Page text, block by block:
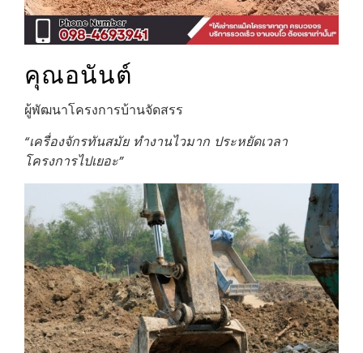
คุณอนันต์
ผู้พัฒนาโครงการบ้านจัดสรร
“เครื่องจักรทันสมัย ทำงานไวมาก ประหยัดเวลา
โครงการไปเยอะ”